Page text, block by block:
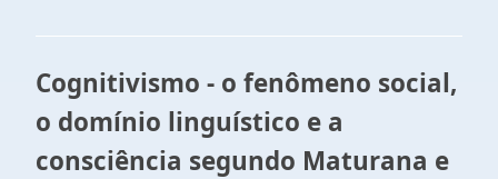
Cognitivismo - o fenômeno social,
o domínio linguístico e a
consciência segundo Maturana e